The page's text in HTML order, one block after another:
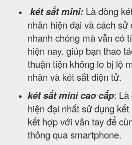
két sắt mini: Là dòng
nhân hiện đại và cách sử
nhanh chóng mà vẫn có
hiện nay. giúp bạn thao
thuận tiện không lo bị lộ
nhân và két sắt điện tử.
két sắt mini cao cấp: Là
hiện đại nhất sử dụng
kết hợp với vân tay để
thông qua smartphone.